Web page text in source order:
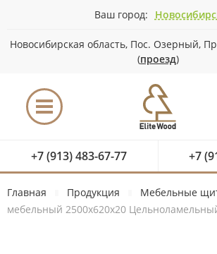
Ваш город:
Новосибирская область, Пос. Озерный,
(проезд)
+7 (913) 483-67-77 +7
Главная Продукция Мебельные
мебельный 2500х620х20